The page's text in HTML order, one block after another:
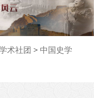
术社团 > 中国史学